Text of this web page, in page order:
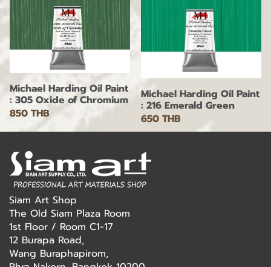
Michael Harding Oil Paint
: 305 Oxide of Chromium
850 THB
Michael Harding Oil Paint
: 216 Emerald Green
650 THB
Siam Art Shop
The Old Siam Plaza Room
1st Floor / Room C1-17
12 Burapa Road,
Wang Buraphapirom,